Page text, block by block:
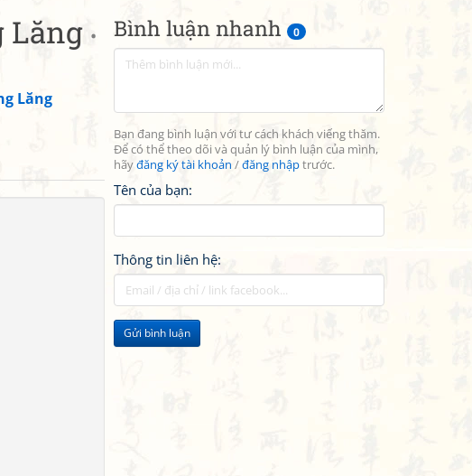
Bình luận nhanh 0
Bạn đang bình luận với tư cách khách viếng thăm.
Để có thể theo dõi và quản lý bình luận của mình,
hãyđăng ký tài khoản /đăng nhậptrước.
Tên của bạn:
Thông tin liên hệ:
Gửi bình luận
Lăng •
Lăng